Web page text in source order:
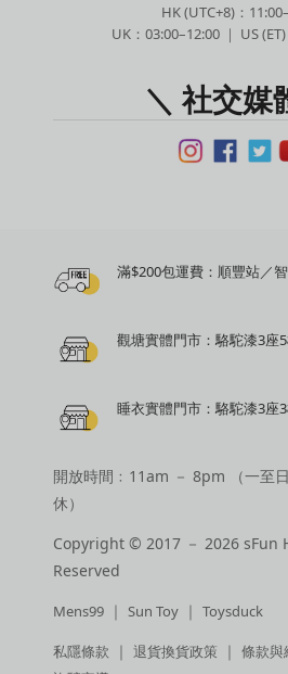
HK (UTC+8)：
UK：03:00–12:00 ｜ US
＼ 社交媒
滿$200包運費：順豐站／
觀塘實體門市：駱駝漆3座
睡衣實體門市：駱駝漆3座
開放時間﹕11am － 8pm （一至
休）
Copyright © 2017 － 2026 sFun
Reserved
Mens99 ｜ Sun Toy ｜ Toysduck
私隱條款 ｜ 退貨換貨政策 ｜ 條款與